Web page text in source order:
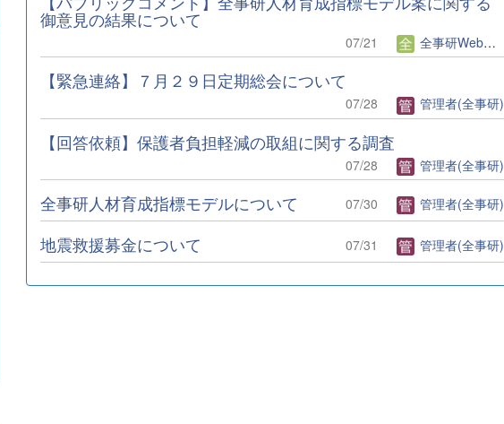
御意見の結果について
07/21 全事研Web編集者
【緊急連絡】７月２９日定期総会について
07/28 管理者(全事研)
【回答依頼】保護者負担軽減の取組に関する調査
07/28 管理者(全事研)
全事研人材育成指標モデルについて 07/30 管理者(全事研)
地震救援募金について 07/31 管理者(全事研)